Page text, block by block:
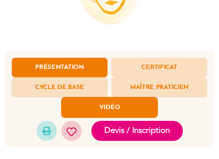
PRÉSENTATION CERTIFICAT
CYCLE DE BASE MAÎTRE PRATICIEN
VIDÉO
Devis / Inscription